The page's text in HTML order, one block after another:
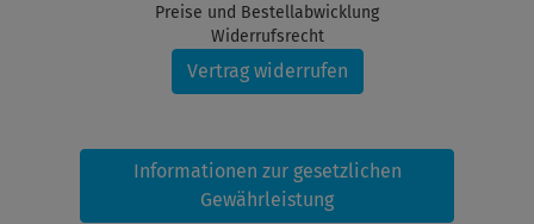
Preise und Bestellabwicklung
Widerrufsrecht
Vertrag widerrufen
Informationen zur gesetzlichen
Gewährleistung